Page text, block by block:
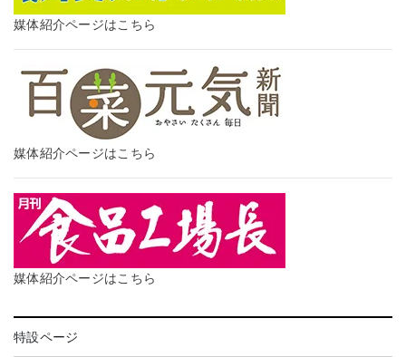
媒体紹介ページはこちら
媒体紹介ページはこちら
媒体紹介ページはこちら
特設ページ